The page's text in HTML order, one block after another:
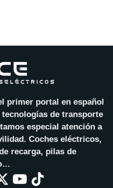
primer portal en español
de transporte
especial atención a
Coches eléctricos,
recarga, pilas de